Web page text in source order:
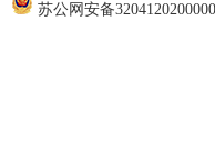
苏公网安备